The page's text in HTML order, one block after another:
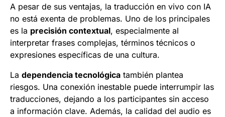
A pesar de sus ventajas, la traducción en vivo con IA
no está exenta de problemas. Uno de los principales
es la precisión contextual, especialmente al
interpretar frases complejas, términos técnicos o
expresiones específicas de una cultura.
La dependencia tecnológica también plantea
riesgos. Una conexión inestable puede interrumpir las
traducciones, dejando a los participantes sin acceso
a información clave. Además, la calidad del audio es